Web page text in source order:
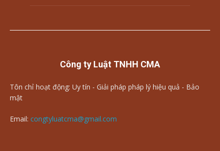
Công ty Luật TNHH CMA
Tôn chỉ hoạt động: Uy tín - Giải pháp pháp lý hiệu quả - Bảo
mật
Email: congtyluatcma@gmail.com